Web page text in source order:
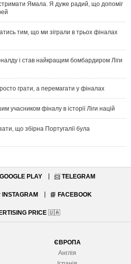
Ямала. Я дуже радий, що допоміг
тим, що ми зіграли в трьох фіналах
і став найкращим бомбардиром Ліги
грати, а перемагати у фіналах
учасником фіналу в історії Ліги націй
що збірна Португалії була
GOOGLE PLAY 📨 TELEGRAM
INSTAGRAM 📘 FACEBOOK
PRICE 🇺🇦
ЄВРОПА
Англія